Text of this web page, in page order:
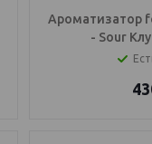
Ароматизатор
- Sour